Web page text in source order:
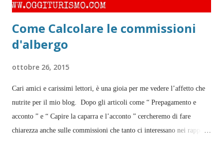
Come Calcolare le commissioni
d'albergo
ottobre 26, 2015
Cari amici e carissimi lettori, è una gioia per me vedere l’affetto che
nutrite per il mio blog. Dopo gli articoli come “ Prepagamento e
acconto ” e “ Capire la caparra e l’acconto ” cercheremo di fare
chiarezza anche sulle commissioni che tanto ci interessano nei rapporti